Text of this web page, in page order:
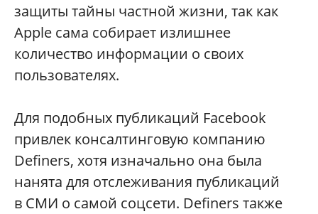
защиты тайны частной жизни, так как
Apple сама собирает излишнее
количество информации о своих
пользователях.
Для подобных публикаций Facebook
привлек консалтинговую компанию
Definers, хотя изначально она была
нанята для отслеживания публикаций
в СМИ о самой соцсети. Definers также